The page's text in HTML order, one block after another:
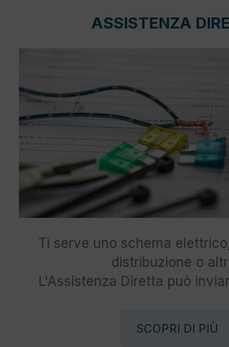
ASSISTENZA
Ti serve uno schema
distribuzione o
L'Assistenza Diretta può
SCOPRI DI PIÙ